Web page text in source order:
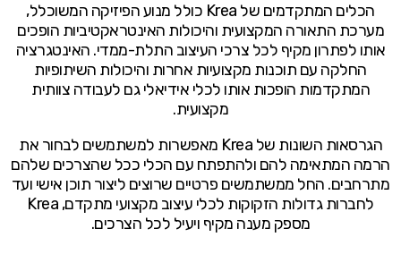
הכלים המתקדמים של Krea כולל מנוע הפיזיקה המשוכלל,
מערכת התאורה המקצועית והיכולות האינטראקטיביות הופכים
אותו לפתרון מקיף לכל צרכי העיצוב התלת-ממדי. האינטגרציה
החלקה עם תוכנות מקצועיות אחרות והיכולות השיתופיות
המתקדמות הופכות אותו לכלי אידיאלי גם לעבודה צוותית
מקצועית.
הגרסאות השונות של Krea מאפשרות למשתמשים לבחור את
הרמה המתאימה להם ולהתפתח עם הכלי ככל שהצרכים שלהם
מתרחבים. החל ממשתמשים פרטיים שרוצים ליצור תוכן אישי ועד
לחברות גדולות הזקוקות לכלי עיצוב מקצועי מתקדם, Krea
מספק מענה מקיף ויעיל לכל הצרכים.